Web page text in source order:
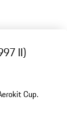
II)
Cup.